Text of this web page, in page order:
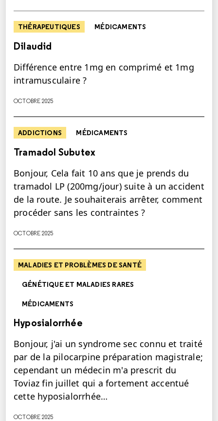
THÉRAPEUTIQUES MÉDICAMENTS
Dilaudid
Différence entre 1mg en comprimé et 1mg
intramusculaire ?
OCTOBRE 2025
ADDICTIONS MÉDICAMENTS
Tramadol Subutex
Bonjour, Cela fait 10 ans que je prends du
tramadol LP (200mg/jour) suite à un accident
de la route. Je souhaiterais arrêter, comment
procéder sans les contraintes ?
OCTOBRE 2025
MALADIES ET PROBLÈMES DE SANTÉ
GÉNÉTIQUE ET MALADIES RARES
MÉDICAMENTS
Hyposialorrhée
Bonjour, j'ai un syndrome sec connu et traité
par de la pilocarpine préparation magistrale;
cependant un médecin m'a prescrit du
Toviaz fin juillet qui a fortement accentué
cette hyposialorrhée…
OCTOBRE 2025